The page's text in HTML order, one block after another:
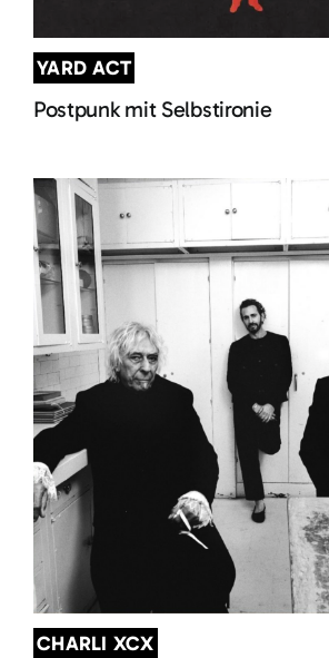
YARD ACT
Postpunk mit Selbstironie
CHARLI XCX